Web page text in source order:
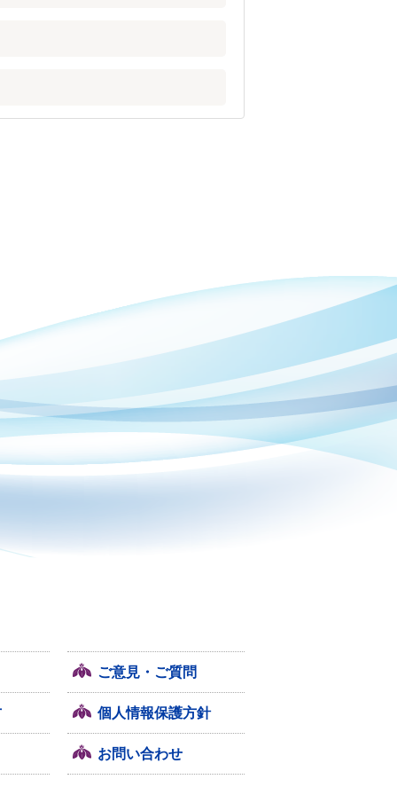
ご意見・ご質問
個人情報保護方針
お問い合わせ